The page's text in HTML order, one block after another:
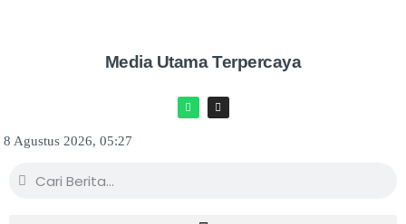
Media Utama Terpercaya
8 Agustus 2026, 05:27